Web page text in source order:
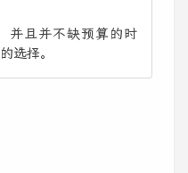
并且并不缺预算的时
选择。